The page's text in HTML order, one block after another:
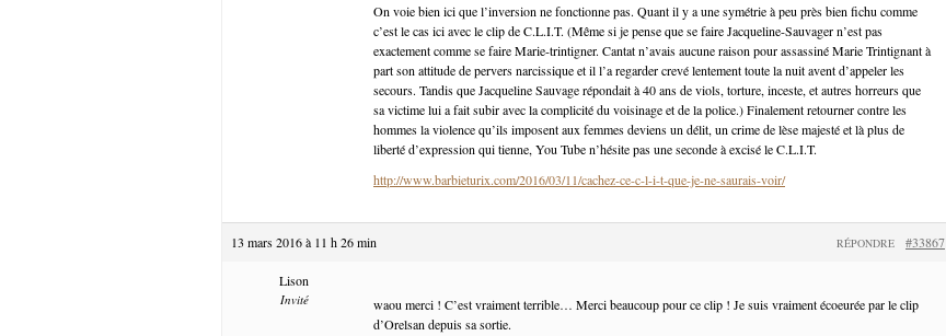
On voie bien ici que l’inversion ne fonctionne pas. Quant il y a une symétrie à peu près bien fichu comme
c’est le cas ici avec le clip de C.L.I.T. (Même si je pense que se faire Jacqueline-Sauvager n’est pas
exactement comme se faire Marie-trintigner. Cantat n’avais aucune raison pour assassiné Marie Trintignant à
part son attitude de pervers narcissique et il l’a regarder crevé lentement toute la nuit avent d’appeler les
secours. Tandis que Jacqueline Sauvage répondait à 40 ans de viols, torture, inceste, et autres horreurs que
sa victime lui a fait subir avec la complicité du voisinage et de la police.) Finalement retourner contre les
hommes la violence qu’ils imposent aux femmes deviens un délit, un crime de lèse majesté et là plus de
liberté d’expression qui tienne, You Tube n’hésite pas une seconde à excisé le C.L.I.T.
http://www.barbieturix.com/2016/03/11/cachez-ce-c-l-i-t-que-je-ne-saurais-voir/
13 mars 2016 à 11 h 26 min #33867
RÉPONDRE
Lison
Invité
waou merci ! C’est vraiment terrible… Merci beaucoup pour ce clip ! Je suis vraiment écoeurée par le clip
d’Orelsan depuis sa sortie.